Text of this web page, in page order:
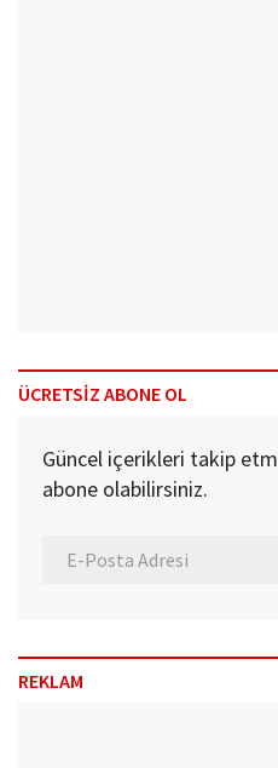
ÜCRETSİZ ABONE OL
Güncel içerikleri takip
abone olabilirsiniz.
REKLAM